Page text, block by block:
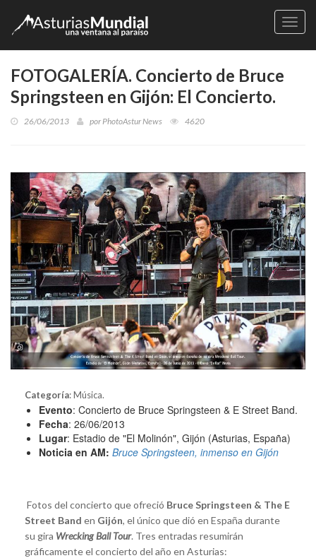
FOTOGALERÍA. Concierto de Bruce
Springsteen en Gijón: El Concierto.
26/06/2013 porPhotoAstur News 4620
Categoría: Música.
Evento: Concierto de Bruce Springsteen & E Street Band.
Fecha: 26/06/2013
Lugar: Estadio de "El Molinón", Gijón (Asturias, España)
Noticia en AM: Bruce Springsteen, inmenso en Gijón
Fotos del concierto que ofreció Bruce Springsteen & The E
Street Band en Gijón, el único que dió en España durante
su gira Wrecking Ball Tour. Tres entradas resumirán
gráficamente el concierto del año en Asturias: